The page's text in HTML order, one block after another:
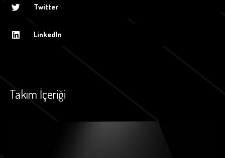
Twitter
LinkedIn
Takım İçeriği